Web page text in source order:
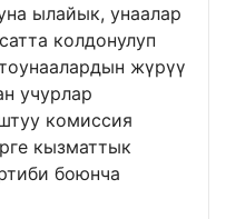
ылайык, унаалар
колдонулуп
жүрүү
учурлар
комиссия
кызматтык
боюнча